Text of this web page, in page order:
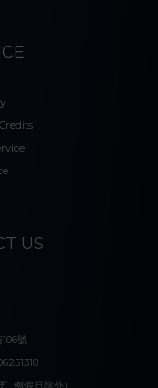
US
號